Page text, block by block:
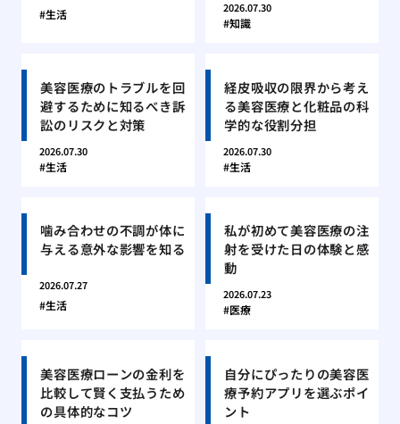
生活 2026.07.30
知識
美容医療のトラブルを回
避するために知るべき訴
訟のリスクと対策
2026.07.30
生活
経皮吸収の限界から考え
る美容医療と化粧品の科
学的な役割分担
2026.07.30
生活
噛み合わせの不調が体に
与える意外な影響を知る
2026.07.27
生活
私が初めて美容医療の注
射を受けた日の体験と感
動
2026.07.23
医療
美容医療ローンの金利を
比較して賢く支払うため
の具体的なコツ
自分にぴったりの美容医
療予約アプリを選ぶポイ
ント